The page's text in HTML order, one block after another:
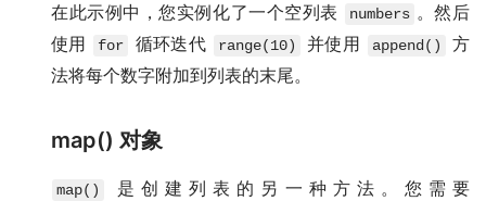
在此示例中，您实例化了一个空列表 numbers 。然后
使用
for 循环迭代 range(10) 并使用 append()
方
法将每个数字附加到列表的末尾。
map() 对象
map()
是创建列表的另一种方法。您需要